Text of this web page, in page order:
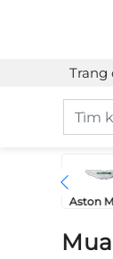
Trang
Aston